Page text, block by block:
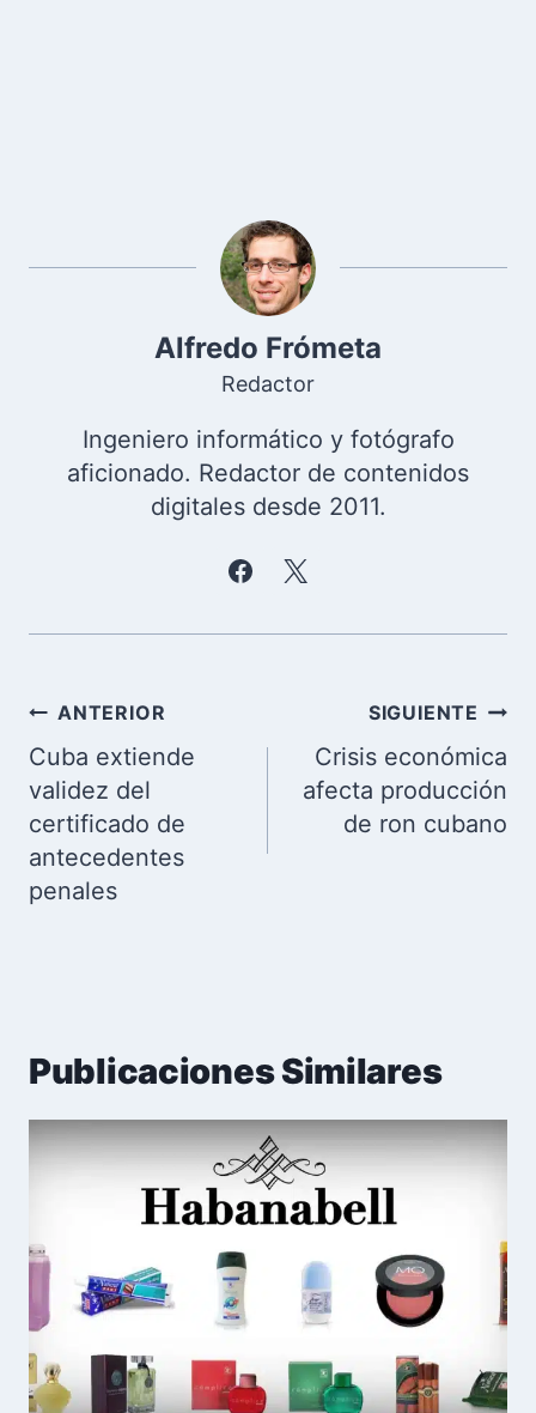
Alfredo Frómeta
Redactor
Ingeniero informático y fotógrafo
aficionado. Redactor de contenidos
digitales desde 2011.
Navegación
de
entradas
ANTERIOR
Cuba extiende
validez del
certificado de
antecedentes
penales
SIGUIENTE
Crisis económica
afecta producción
de ron cubano
Publicaciones Similares